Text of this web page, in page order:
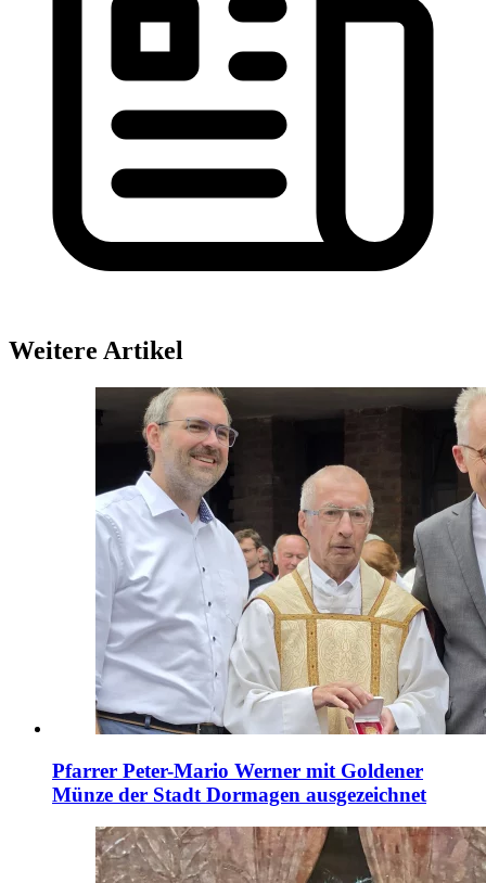
Weitere Artikel
Pfarrer Peter-Mario Werner mit Goldener
Münze der Stadt Dormagen ausgezeichnet